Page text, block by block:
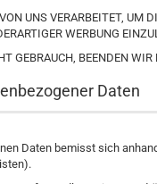
UNS VERARBEITET, UM
WERBUNG
GEBRAUCH, BEENDEN
Daten
Daten bemisst sich